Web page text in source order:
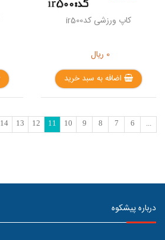
کاپ ورزشی کدir500
0 ریال
اضافه به سبد خرید
...
6
7
8
9
10
11
12
13
14
درباره پیشکوه